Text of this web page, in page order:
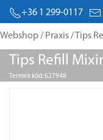
+36 1 299-0117
Webshop/ Praxis/ Tips
Tips Refill
Termék kód: 627948